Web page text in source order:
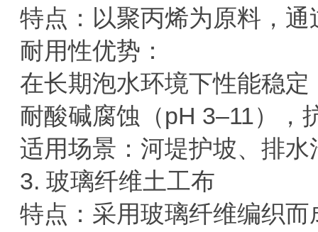
特点 ：以聚丙烯为原料，
耐用性优势 ‌：
在长期泡水环境‌下性能稳
耐酸碱腐蚀（pH 3–11），
适用场景 ：河堤护坡、排
3. ‌玻璃纤维土工布‌
特点 ：采用玻璃纤维编织